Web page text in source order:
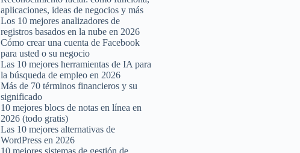
aplicaciones, ideas de negocios y más
Los 10 mejores analizadores de
registros basados ​​en la nube en 2026
Cómo crear una cuenta de Facebook
para usted o su negocio
Las 10 mejores herramientas de IA para
la búsqueda de empleo en 2026
Más de 70 términos financieros y su
significado
10 mejores blocs de notas en línea en
2026 (todo gratis)
Las 10 mejores alternativas de
WordPress en 2026